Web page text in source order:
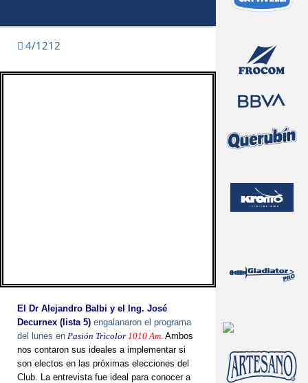
4/1212
El Dr Alejandro Balbi y el Ing. José
Decurnex (lista 5) engalanaron el programa
del lunes en Pasión Tricolor 1010 Am. Ambos
nos contaron sus ideales a implementar si
son electos en las próximas elecciones del
Club. La entrevista fue ideal para conocer a